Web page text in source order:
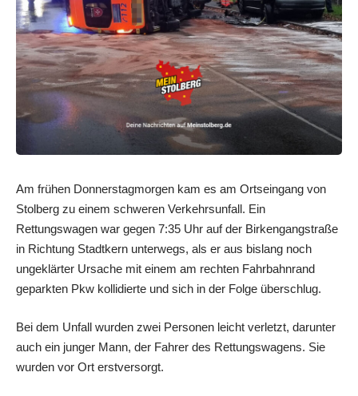
Am frühen Donnerstagmorgen kam es am Ortseingang von
Stolberg zu einem schweren Verkehrsunfall. Ein
Rettungswagen war gegen 7:35 Uhr auf der Birkengangstraße
in Richtung Stadtkern unterwegs, als er aus bislang noch
ungeklärter Ursache mit einem am rechten Fahrbahnrand
geparkten Pkw kollidierte und sich in der Folge überschlug.
Bei dem Unfall wurden zwei Personen leicht verletzt, darunter
auch ein junger Mann, der Fahrer des Rettungswagens. Sie
wurden vor Ort erstversorgt.